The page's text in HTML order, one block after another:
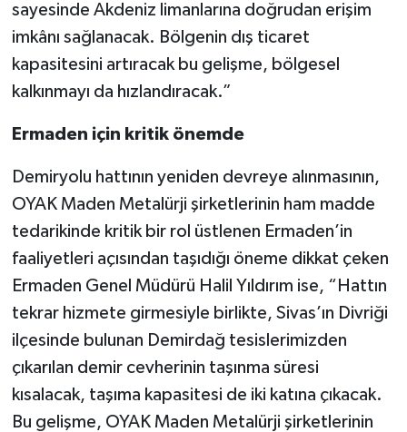
sayesinde Akdeniz limanlarına doğrudan erişim
imkânı sağlanacak. Bölgenin dış ticaret
kapasitesini artıracak bu gelişme, bölgesel
kalkınmayı da hızlandıracak.”
Ermaden için kritik önemde
Demiryolu hattının yeniden devreye alınmasının,
OYAK Maden Metalürji şirketlerinin ham madde
tedarikinde kritik bir rol üstlenen Ermaden’in
faaliyetleri açısından taşıdığı öneme dikkat çeken
Ermaden Genel Müdürü Halil Yıldırım ise, “Hattın
tekrar hizmete girmesiyle birlikte, Sivas’ın Divriği
ilçesinde bulunan Demirdağ tesislerimizden
çıkarılan demir cevherinin taşınma süresi
kısalacak, taşıma kapasitesi de iki katına çıkacak.
Bu gelişme, OYAK Maden Metalürji şirketlerinin